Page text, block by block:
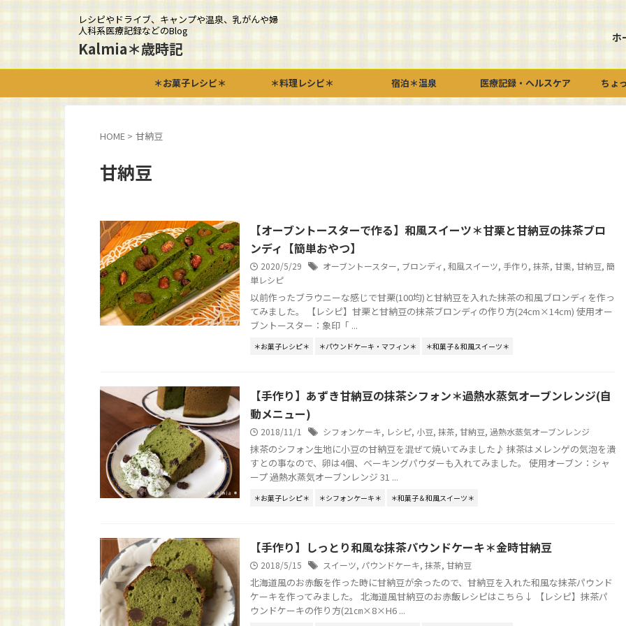
レシピやドライブ、キャンプや温泉、乳がんや婦
人科系医療記録などのBlog
Kalmia＊歳時記
ホ
＊お菓子レシピ＊ ＊料理レシピ＊ 宿泊＊温泉 医療記録・ヘルスケア ちょ
HOME > 甘納豆
甘納豆
【オーブントースターで作る】和風スイーツ＊甘栗と甘納豆の抹茶ブロ
ンディ【簡単おやつ】
2020/5/29 オーブントースター, ブロンディ, 和風スイーツ, 手作り, 抹茶, 甘栗, 甘納豆, 簡
単レシピ
以前作ったブラウニーな感じで甘栗(100均)と甘納豆を入れた抹茶の和風ブロンディを作っ
てみました。 【レシピ】甘栗と甘納豆の抹茶ブロンディの作り方(24cm×14cm) 使用オー
ブントースター：象印「 ...
＊お菓子レシピ＊ ＊パウンドケーキ・マフィン＊ ＊和菓子＆和風スイーツ＊
【手作り】あずき甘納豆の抹茶シフォン＊過熱水蒸気オーブンレンジ(自
動メニュー)
2018/11/1 シフォンケーキ, レシピ, 小豆, 抹茶, 甘納豆, 過熱水蒸気オーブンレンジ
抹茶のシフォン生地に小豆の甘納豆を混ぜて焼いてみました♪ 抹茶はメレンゲの気泡を潰
すとの事なので、卵は4個、ベーキングパウダーも入れてみました。 使用オーブン：シャ
ープ 過熱水蒸気オーブンレンジ 31 ...
＊お菓子レシピ＊ ＊シフォンケーキ＊ ＊和菓子＆和風スイーツ＊
【手作り】しっとり和風な抹茶パウンドケーキ＊金時甘納豆
2018/5/15 スイーツ, パウンドケーキ, 抹茶, 甘納豆
北海道風のお赤飯を作った時に甘納豆が余ったので、甘納豆を入れた和風な抹茶パウンド
ケーキを作ってみました。 北海道風甘納豆のお赤飯レシピはこちら↓ 【レシピ】抹茶パ
ウンドケーキの作り方(21㎝×8×H6 ...